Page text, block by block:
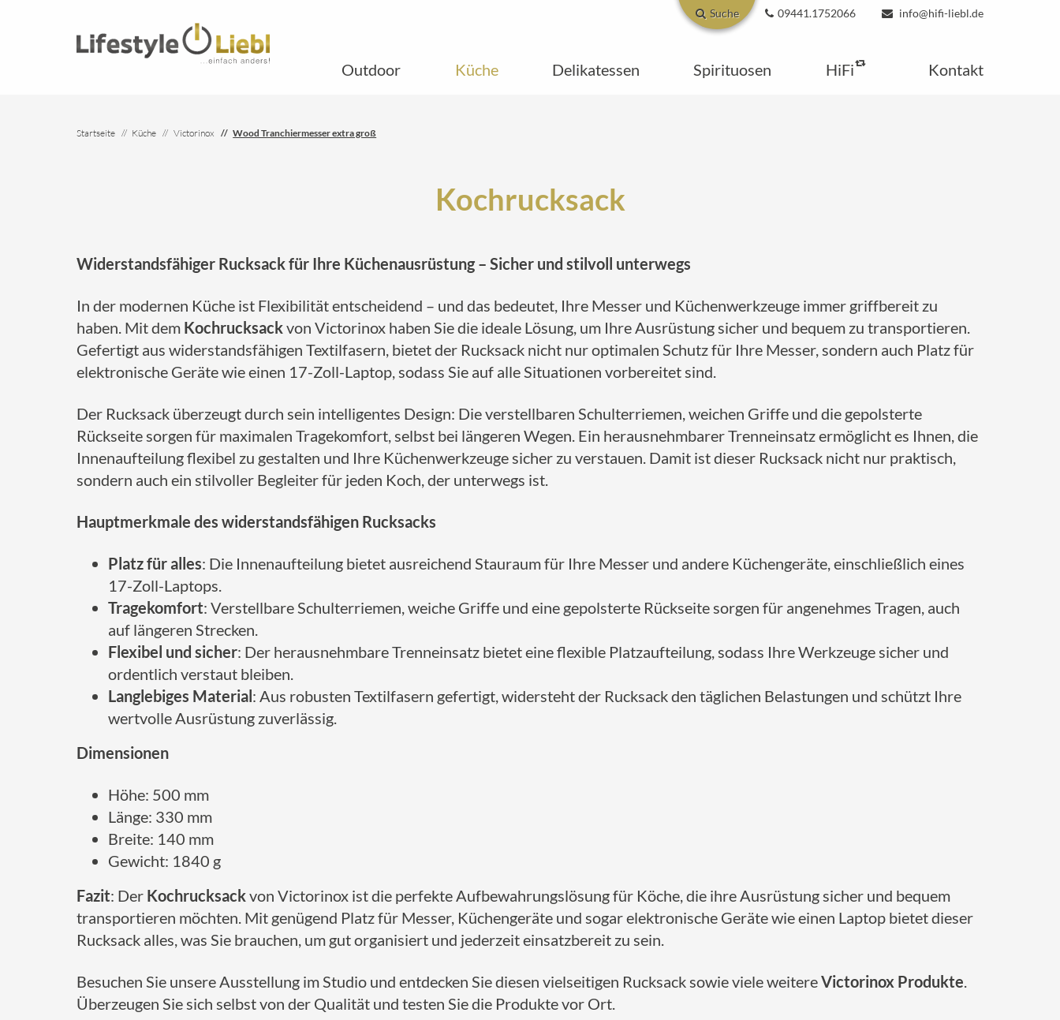
Suche 09441.1752066 info@hifi-liebl.de
Outdoor Küche Delikatessen Spirituosen HiFi Kontakt
Startseite Küche Victorinox Wood Tranchiermesser extra groß
Kochrucksack
Widerstandsfähiger Rucksack für Ihre Küchenausrüstung – Sicher und stilvoll unterwegs
In der modernen Küche ist Flexibilität entscheidend – und das bedeutet, Ihre Messer und Küchenwerkzeuge immer griffbereit zu
haben. Mit dem Kochrucksackvon Victorinox haben Sie die ideale Lösung, um Ihre Ausrüstung sicher und bequem zu transportieren.
Gefertigt aus widerstandsfähigen Textilfasern, bietet der Rucksack nicht nur optimalen Schutz für Ihre Messer, sondern auch Platz für
elektronische Geräte wie einen 17-Zoll-Laptop, sodass Sie auf alle Situationen vorbereitet sind.
Der Rucksack überzeugt durch sein intelligentes Design: Die verstellbaren Schulterriemen, weichen Griffe und die gepolsterte
Rückseite sorgen für maximalen Tragekomfort, selbst bei längeren Wegen. Ein herausnehmbarer Trenneinsatz ermöglicht es Ihnen, die
Innenaufteilung flexibel zu gestalten und Ihre Küchenwerkzeuge sicher zu verstauen. Damit ist dieser Rucksack nicht nur praktisch,
sondern auch ein stilvoller Begleiter für jeden Koch, der unterwegs ist.
Hauptmerkmale des widerstandsfähigen Rucksacks
Platz für alles: Die Innenaufteilung bietet ausreichend Stauraum für Ihre Messer und andere Küchengeräte, einschließlich eines
17-Zoll-Laptops.
Tragekomfort: Verstellbare Schulterriemen, weiche Griffe und eine gepolsterte Rückseite sorgen für angenehmes Tragen, auch
auf längeren Strecken.
Flexibel und sicher: Der herausnehmbare Trenneinsatz bietet eine flexible Platzaufteilung, sodass Ihre Werkzeuge sicher und
ordentlich verstaut bleiben.
Langlebiges Material: Aus robusten Textilfasern gefertigt, widersteht der Rucksack den täglichen Belastungen und schützt Ihre
wertvolle Ausrüstung zuverlässig.
Dimensionen
Höhe: 500 mm
Länge: 330 mm
Breite: 140 mm
Gewicht: 1840 g
Fazit: Der Kochrucksackvon Victorinox ist die perfekte Aufbewahrungslösung für Köche, die ihre Ausrüstung sicher und bequem
transportieren möchten. Mit genügend Platz für Messer, Küchengeräte und sogar elektronische Geräte wie einen Laptop bietet dieser
Rucksack alles, was Sie brauchen, um gut organisiert und jederzeit einsatzbereit zu sein.
Besuchen Sie unsere Ausstellung im Studio und entdecken Sie diesen vielseitigen Rucksack sowie viele weitereVictorinox Produkte.
Überzeugen Sie sich selbst von der Qualität und testen Sie die Produkte vor Ort.